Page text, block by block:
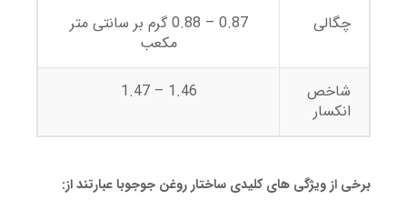
چگالی
0.87 – 0.88 گرم بر سانتی متر
مکعب
شاخص
انکسار
1.46 – 1.47
برخی از ویژگی های کلیدی ساختار روغن جوجوبا عبارتند از: